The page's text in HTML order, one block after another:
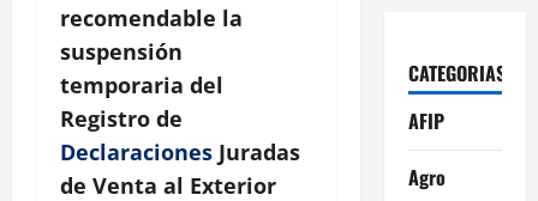
recomendable la
suspensión
temporaria del
Registro de
Declaraciones Juradas
de Venta al Exterior
CATEGORIAS
AFIP
Agro